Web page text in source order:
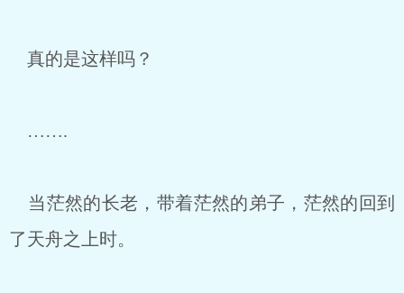
真的是这样吗？
…….
当茫然的长老，带着茫然的弟子，茫然的回到
了天舟之上时。